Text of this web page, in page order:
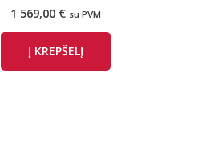
1 569,00 € su PVM
Į KREPŠELĮ